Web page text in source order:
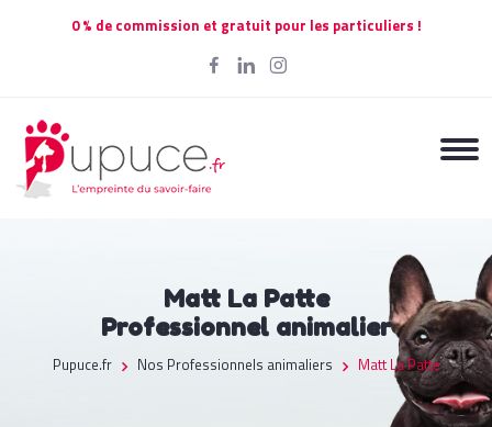
0 % de commission et gratuit pour les particuliers !
Matt La Patte
Professionnel animalier
Pupuce.fr Nos Professionnels animaliers Matt La Patte